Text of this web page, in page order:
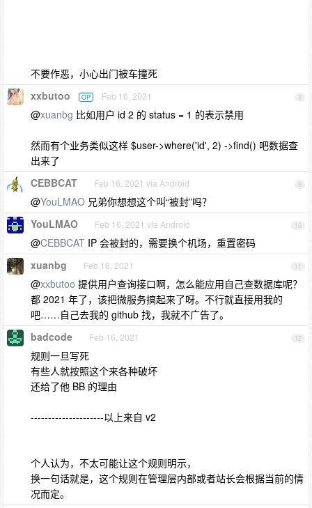
不要作恶，小心出门被车撞死
8
xxbutoo OP Feb 16, 2021
@xuanbg 比如用户 id 2 的 status = 1 的表示禁用
然而有个业务类似这样 $user->where('id', 2) ->find() 吧数据查
出来了
9
CEBBCAT Feb 16, 2021 via Android
@YouLMAO 兄弟你想想这个叫“被封”吗？
10
YouLMAO Feb 16, 2021 via Android
@CEBBCAT IP 会被封的，需要换个机场，重置密码
11
xuanbg Feb 16, 2021
@xxbutoo 提供用户查询接口啊，怎么能应用自己查数据库呢？
都 2021 年了，该把微服务搞起来了呀。不行就直接用我的
吧……自己去我的 github 找，我就不广告了。
12
badcode Feb 16, 2021
规则一旦写死
有些人就按照这个来各种破坏
还给了他 BB 的理由
---------------------以上来自 v2
个人认为，不太可能让这个规则明示，
换一句话就是，这个规则在管理层内部或者站长会根据当前的情
况而定。